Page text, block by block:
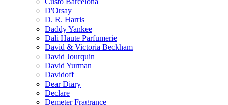
D'Orsay
D. R. Harris
Daddy Yankee
Dali Haute Parfumerie
David & Victoria Beckham
David Jourquin
David Yurman
Davidoff
Dear Diary
Declare
Demeter Fragrance